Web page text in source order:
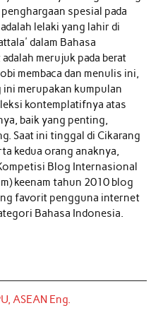
spesial pada
lelaki yang lahir di
dalam Bahasa
merujuk pada berat
membaca dan menulis ini,
merupakan kumpulan
kontemplatifnya atas
baik yang penting,
Saat ini tinggal di Cikarang
kedua orang anaknya,
Blog Internasional
keenam tahun 2010 blog
favorit pengguna internet
Bahasa Indonesia.
ASEAN Eng.